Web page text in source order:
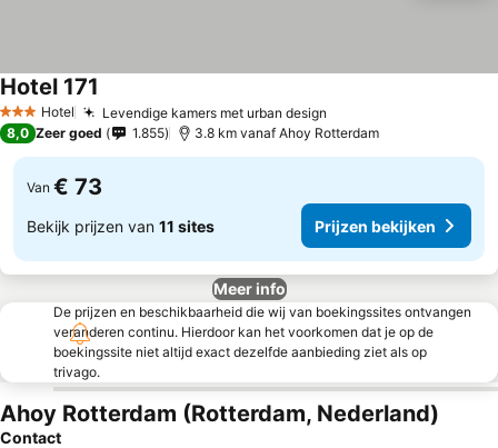
3 SterrenHotel Levendige kamers met urban design
Hotel 171
8,0 Zeer goed 1.855 3.8 km vanaf Ahoy Rotterdam
Van € 73
Bekijk prijzen van 11 sites Prijzen bekijken
Meer info
De prijzen en beschikbaarheid die wij van boekingssites ontvangen
veranderen continu. Hierdoor kan het voorkomen dat je op de
boekingssite niet altijd exact dezelfde aanbieding ziet als op
trivago.
Ahoy Rotterdam (Rotterdam, Nederland)
Contact